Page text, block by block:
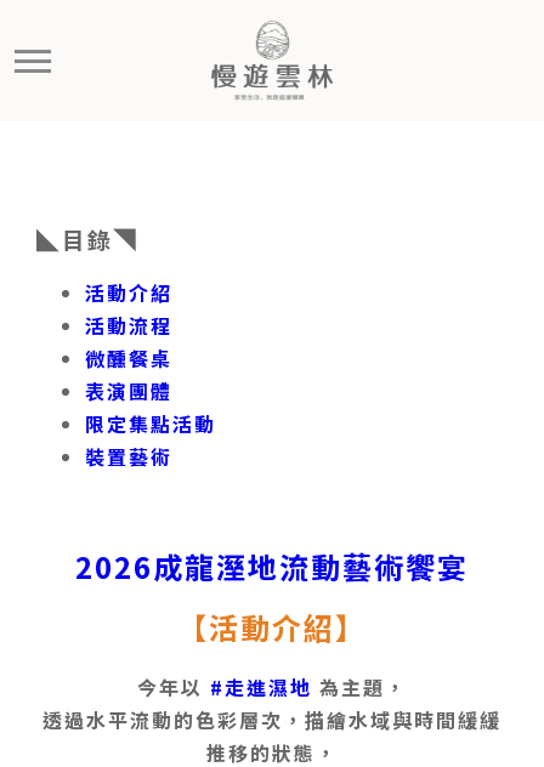
2026成龍溼地流動藝術饗宴
慢遊雲林，享受生活 就是這麼簡單
◣目錄◥
活動介紹
活動流程
微醺餐桌
表演團體
限定集點活動
裝置藝術
2026成龍溼地流動藝術饗宴
【活動介紹】
今年以 #走進濕地 為主題，
透過水平流動的色彩層次，描繪水域與時間緩緩
推移的狀態，